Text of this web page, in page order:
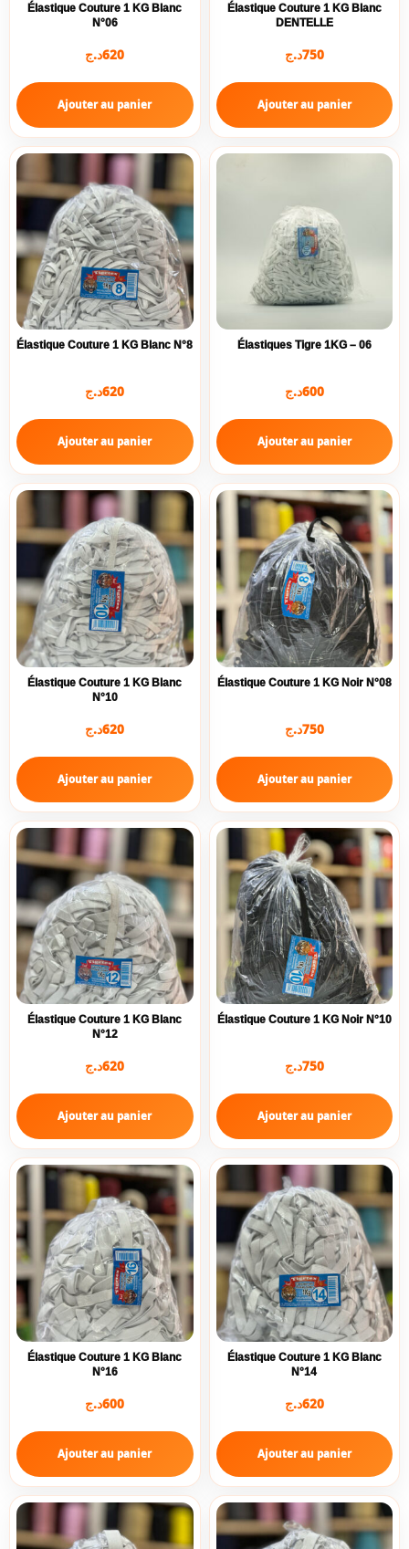
Élastique Couture 1 KG Blanc
DENTELLE
750د.ج
Ajouter au panier
Élastique Couture 1 KG Blanc
N°06
620د.ج
Ajouter au panier
Élastiques Tigre 1KG – 06
600د.ج
Ajouter au panier
Élastique Couture 1 KG Blanc N°8
620د.ج
Ajouter au panier
Élastique Couture 1 KG Noir N°08
750د.ج
Ajouter au panier
Élastique Couture 1 KG Blanc
N°10
620د.ج
Ajouter au panier
Élastique Couture 1 KG Noir N°10
750د.ج
Ajouter au panier
Élastique Couture 1 KG Blanc
N°12
620د.ج
Ajouter au panier
Élastique Couture 1 KG Blanc
N°14
620د.ج
Ajouter au panier
Élastique Couture 1 KG Blanc
N°16
600د.ج
Ajouter au panier